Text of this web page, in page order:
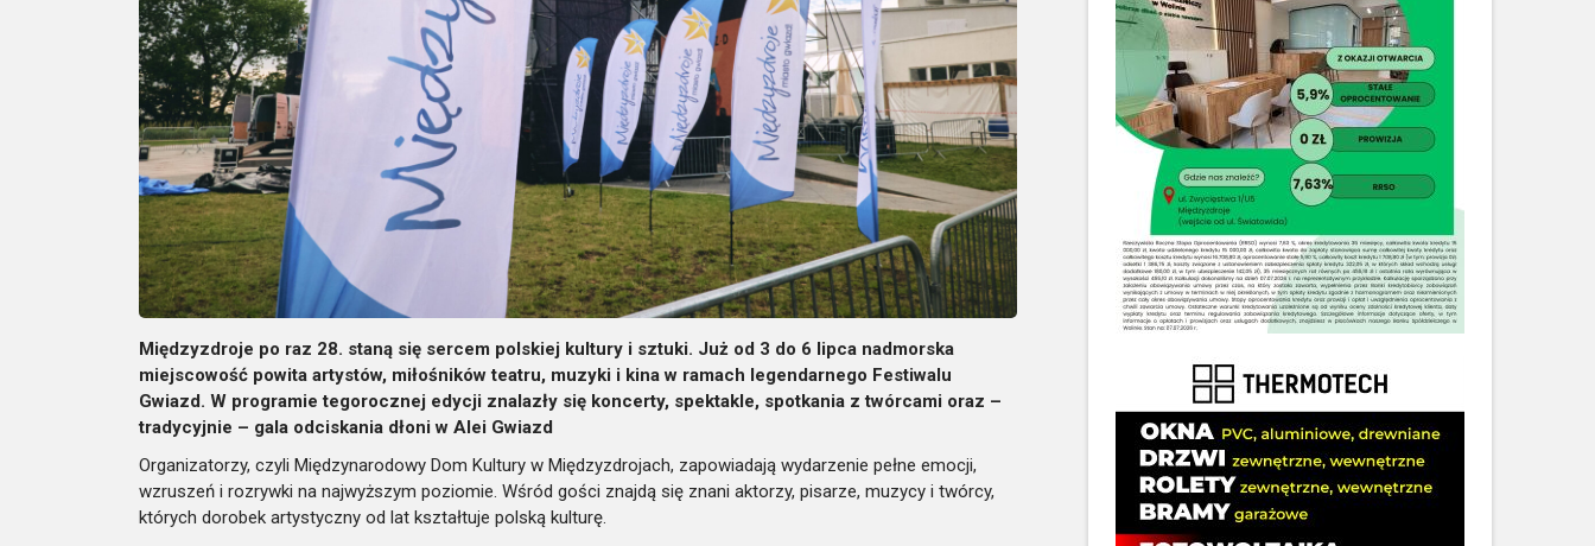
Międzyzdroje po raz 28. staną się sercem polskiej kultury i sztuki. Już od 3 do 6 lipca nadmorska
miejscowość powita artystów, miłośników teatru, muzyki i kina w ramach legendarnego Festiwalu
Gwiazd. W programie tegorocznej edycji znalazły się koncerty, spektakle, spotkania z twórcami oraz –
tradycyjnie – gala odciskania dłoni w Alei Gwiazd
Organizatorzy, czyli Międzynarodowy Dom Kultury w Międzyzdrojach, zapowiadają wydarzenie pełne emocji,
wzruszeń i rozrywki na najwyższym poziomie. Wśród gości znajdą się znani aktorzy, pisarze, muzycy i twórcy,
których dorobek artystyczny od lat kształtuje polską kulturę.